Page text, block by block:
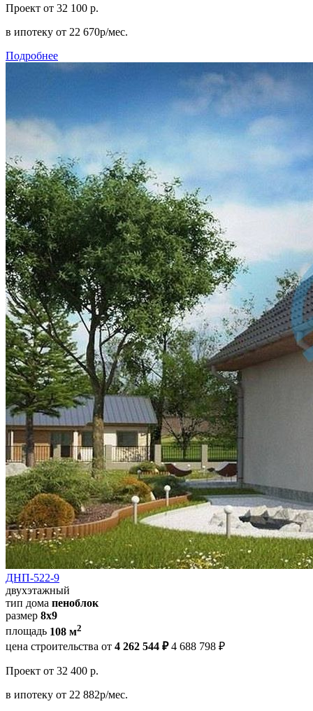
Проект от 32 100 р.
в ипотеку от 22 670р/мес.
Подробнее
ДНП-522-9
двухэтажный
тип дома пеноблок
размер 8х9
площадь 108 м2
цена строительства от 4 262 544 ₽ 4 688 798 ₽
Проект от 32 400 р.
в ипотеку от 22 882р/мес.